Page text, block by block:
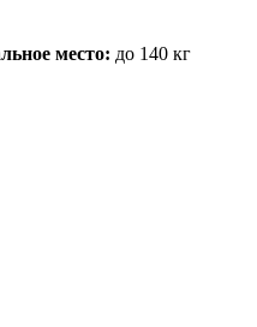
место: до 140 кг